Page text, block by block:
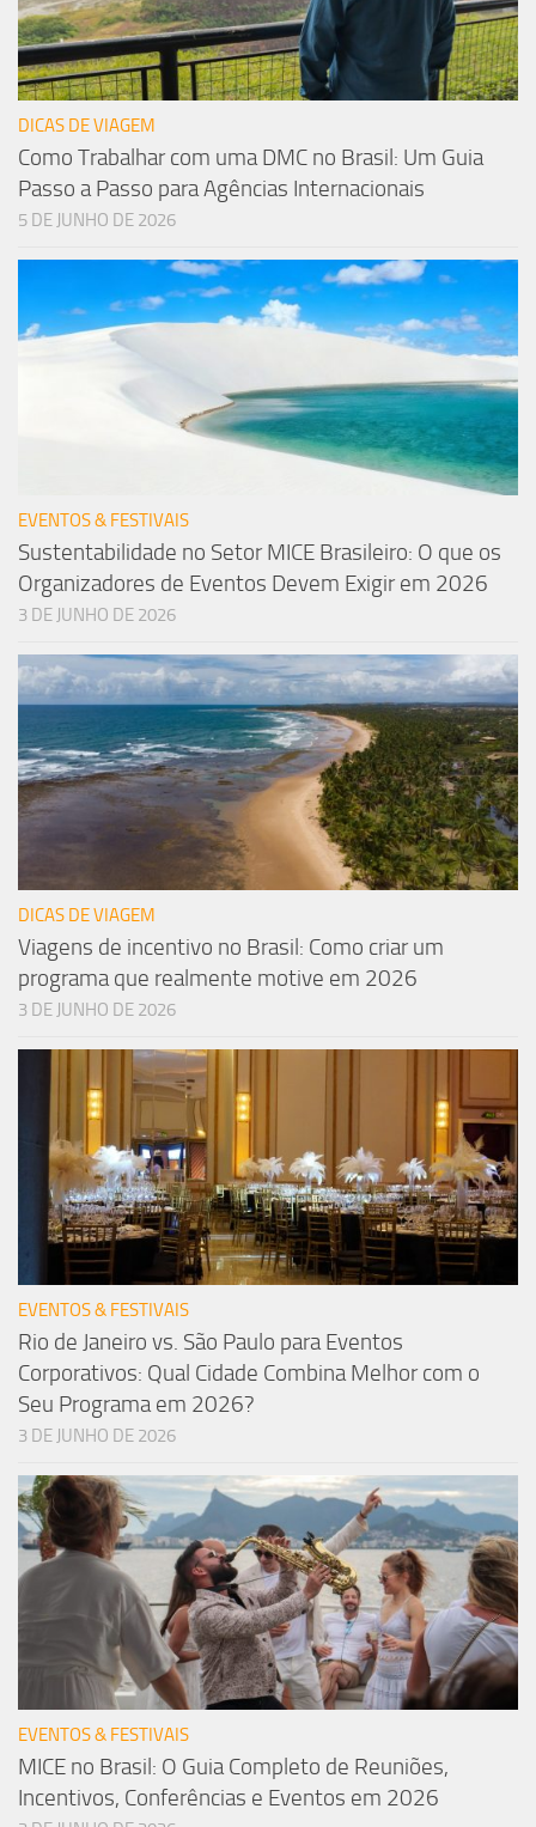
DICAS DE VIAGEM
Como Trabalhar com uma DMC no Brasil: Um Guia
Passo a Passo para Agências Internacionais
5 DE JUNHO DE 2026
EVENTOS & FESTIVAIS
Sustentabilidade no Setor MICE Brasileiro: O que os
Organizadores de Eventos Devem Exigir em 2026
3 DE JUNHO DE 2026
DICAS DE VIAGEM
Viagens de incentivo no Brasil: Como criar um
programa que realmente motive em 2026
3 DE JUNHO DE 2026
EVENTOS & FESTIVAIS
Rio de Janeiro vs. São Paulo para Eventos
Corporativos: Qual Cidade Combina Melhor com o
Seu Programa em 2026?
3 DE JUNHO DE 2026
EVENTOS & FESTIVAIS
MICE no Brasil: O Guia Completo de Reuniões,
Incentivos, Conferências e Eventos em 2026